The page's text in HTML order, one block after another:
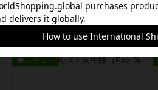
カードゲームにファイナルファンタ
ジーのアクティブタイムバトル（も
しくは...
約7時間前 by ジェイとと
レビュー